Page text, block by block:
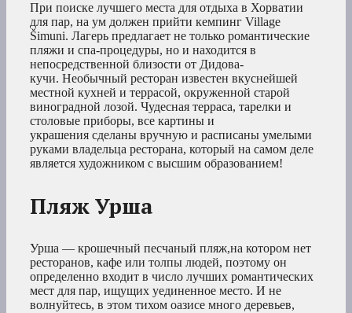
При поиске лучшего места для отдыха в Хорватии
для пар, на ум должен прийти кемпинг Village
Šimuni. Лагерь предлагает не только романтические
пляжи и спа-процедуры, но и находится в
непосредственной близости от Дидова-
кучи. Необычный ресторан известен вкуснейшей
местной кухней и террасой, окруженной старой
виноградной лозой. Чудесная терраса, тарелки и
столовые приборы, все картины и
украшения сделаны вручную и расписаны умелыми
руками владельца ресторана, который на самом деле
является художником с высшим образованием!
Пляж Урша
Урша — крошечный песчаный пляж,на котором нет
ресторанов, кафе или толпы людей, поэтому он
определенно входит в число лучших романтических
мест для пар, ищущих уединенное место. И не
волнуйтесь, в этом тихом оазисе много деревьев,